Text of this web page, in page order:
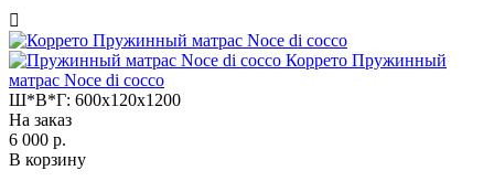
Коррето Пружинный
матрас Noce di cocco
Ш*В*Г: 600x120x1200
На заказ
6 000 р.
В корзину